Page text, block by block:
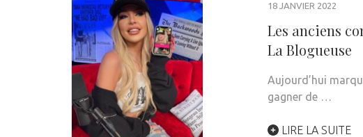
18 JANVIER 2022
Les anciens
La Blogueuse
Aujourd’hui
gagner de …
LIRE LA SUITE